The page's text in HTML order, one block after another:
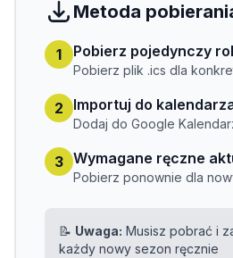
Metoda
1 Pobierz pojedynczy
Pobierz plik .ics dla
2 Importuj do
Dodaj do Google
3 Wymagane ręczne
Pobierz ponownie dla
📝 Uwaga: Musisz pobrać i
każdy nowy sezon ręcznie